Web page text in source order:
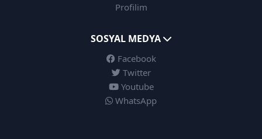
Profilim
SOSYAL MEDYA
Facebook
Twitter
Youtube
WhatsApp